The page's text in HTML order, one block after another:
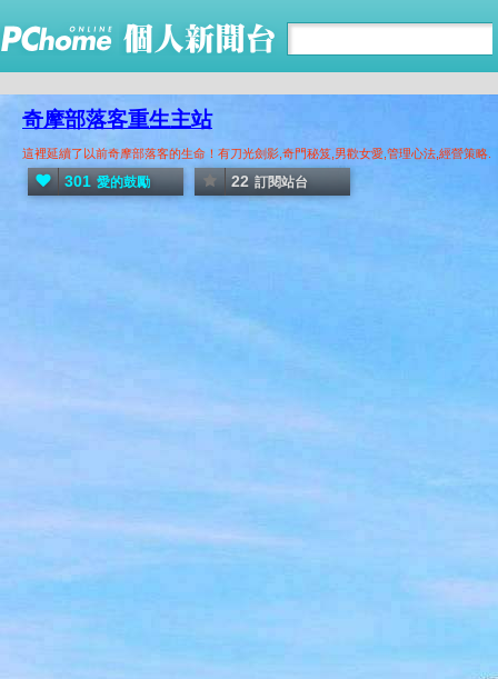
奇摩部落客重生主站
這裡延續了以前奇摩部落客的生命！有刀光劍影,奇門秘笈,男歡女愛,管理心法,經營策略.
301 愛的鼓勵 22 訂閱站台